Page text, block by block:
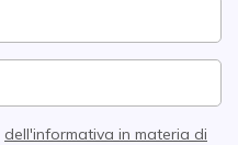
dell'informativa in materia di